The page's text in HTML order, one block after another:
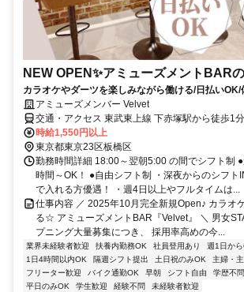
NEW OPEN✨アミューズメントBAR
カラオケやダーツを楽しみながら働ける/日払い
アミューズメンバー Velvet
交通・アクセス 東武東上線 下赤塚駅から徒歩1分
時給1,550円以上
東京都東京23区板橋区
勤務時間詳細 18:00～翌朝5:00 の間でシフト制
時間～OK！ ●自由シフト制 ・深夜からのシフト
で入れる方優遇！ ・週4日以上やフルタイムは...
仕事内容 ／ 2025年10月完全新規Open♪ カラオ
る☆ アミューズメントBAR『Velvet』 ＼ 男女
プニング大量募集につき、 採用率高めの今...
業界未経験者歓迎 扶養内勤務OK 社員登用あり 週1日か
1日4時間以内OK
隔週シフト提出 土日祝のみOK 主婦・
フリーター歓迎
バイク通勤OK 早朝 シフト自由 学歴不問
平日のみOK
学生歓迎 経験不問 未経験者歓迎